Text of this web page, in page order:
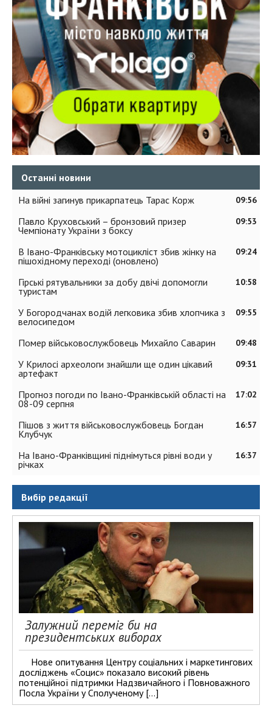
Останні новини
09:56
На війні загинув прикарпатець Тарас Корж
09:53
Павло Круховський – бронзовий призер
Чемпіонату України з боксу
09:24
В Івано-Франківську мотоцикліст збив жінку на
пішохідному переході (оновлено)
10:58
Гірські рятувальники за добу двічі допомогли
туристам
09:55
У Богородчанах водій легковика збив хлопчика з
велосипедом
09:48
Помер військовослужбовець Михайло Саварин
09:31
У Крилосі археологи знайшли ще один цікавий
артефакт
17:02
Прогноз погоди по Івано-Франківській області на
08-09 серпня
16:57
Пішов з життя військовослужбовець Богдан
Клубчук
16:37
На Івано-Франківщині піднімуться рівні води у
річках
Вибір редакції
Залужний переміг би на
президентських виборах
Нове опитування Центру соціальних і маркетингових
досліджень «Социс» показало високий рівень
потенційної підтримки Надзвичайного і Повноважного
Посла України у Сполученому […]